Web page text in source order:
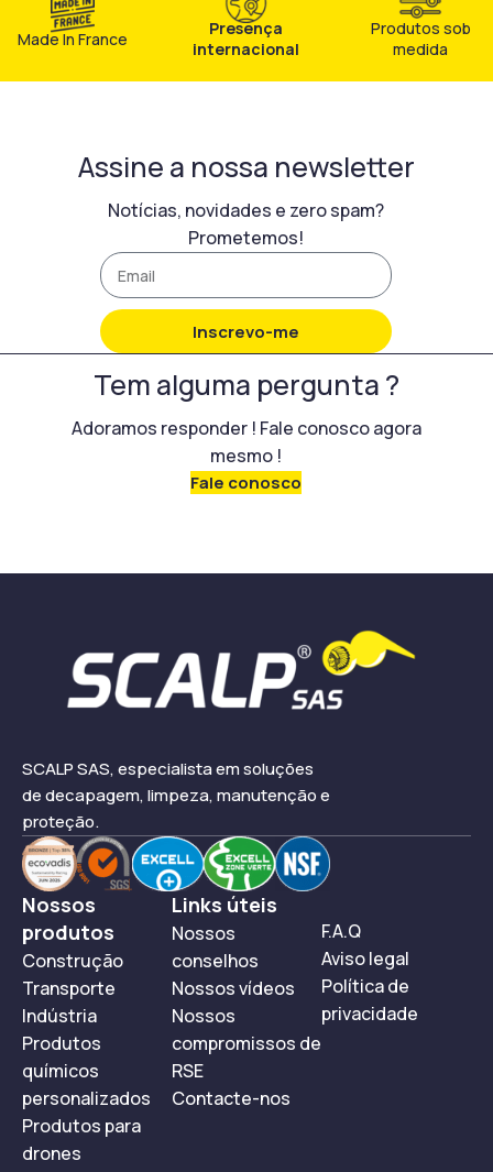
Made In France
Presença
internacional
Produtos sob
medida
Assine a nossa newsletter
Notícias, novidades e zero spam?
Prometemos!
Inscrevo-me
Tem alguma pergunta ?
Adoramos responder ! Fale conosco agora
mesmo !
Fale conosco
SCALP SAS, especialista em soluções
de decapagem, limpeza, manutenção e
proteção.
Nossos
produtos
Construção
Transporte
Indústria
Produtos
químicos
personalizados
Produtos para
drones
Links úteis
Nossos
conselhos
Nossos vídeos
Nossos
compromissos de
RSE
Contacte-nos
F.A.Q
Aviso legal
Política de
privacidade